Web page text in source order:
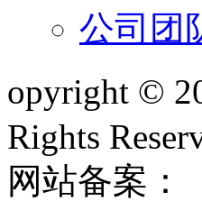
公司团
opyright ©
Rights
网站备案：